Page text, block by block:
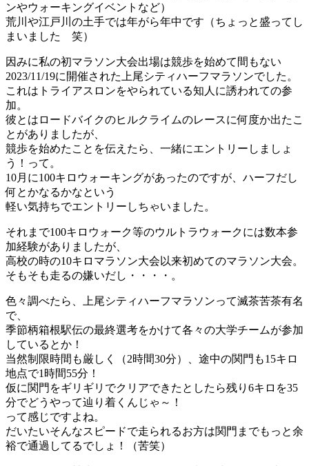
ンやウォーキングイベントなど）
荒川や江戸川の土手では年がら年中です（ちょっと盛ってし
まいました 笑）
因みに私の初マラソン大会出場は競歩を始めて間もない
2023/11/19に開催された上尾シティハーフマラソンでした。
これはトライアスロンをやられている知人に誘われての参
加。
彼とはロードバイクのヒルクライムのレースに何度か出たこ
とがありましたが、
競歩を始めたことを伝えたら、一緒にエントリーしましょ
う！って。
10月に100キロウォーキングがあったのですが、ハーフだし
何とかなるかなという
軽い気持ちでエントリーしちゃいました。
それまで100キロウォーク等のウルトラウォークには数本参
加経験がありましたが、
高校の時の10キロマラソン大会以来初めてのマラソン大会。
そもそも走るの嫌いだし・・・・。
色々調べたら、上尾シティハーフマラソンって滅茶苦茶有名
で、
季節柄箱根駅伝の最終選考をかけて各々の大学チームが参加
しているとか！
当然制限時間も厳しく（2時間30分）、途中の関門も15キロ
地点で1時間55分！
仮に関門をギリギリでクリアできたとしたら残り6キロを35
分でどうやって辿り着くんじゃ～！
って感じですよね。
だいたいそんなスピードで走られるお方は関門までもっと余
裕で通過してるでしょ！（苦笑）